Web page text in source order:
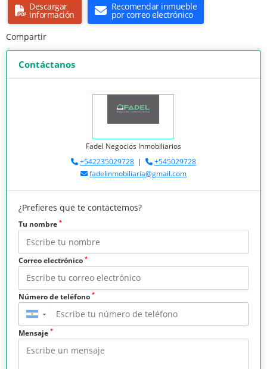
Descargar
información
Recomendar inmueble
por correo electrónico
Compartir
Contáctanos
Fadel Negocios Inmobiliarios
+542235029728 |
+545029728
fadelinmobiliaria@gmail.com
¿Prefieres que te contactemos?
Tu nombre *
Correo electrónico *
Número de teléfono *
▼
Mensaje *